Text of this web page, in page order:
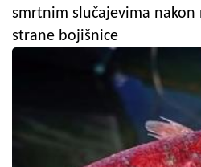
smrtnim slučajevima nakon
strane bojišnice